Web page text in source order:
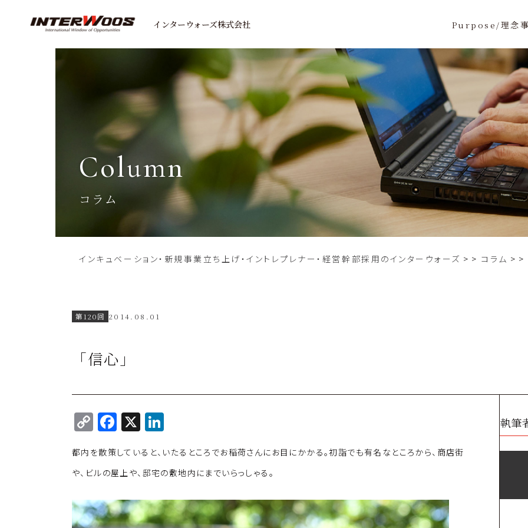
インターウォーズ株式会社 Purpose/理念
column
コラム
インキュベーション・新規事業立ち上げ・イントレプレナー・経営幹部採用のインターウォーズ > コラム >
第120回 2014.08.01
「信心」
C
o
p
y
Li
n
F
c
e
b
o
X
n
k
e
dI
n
都内を散策していると、いたるところでお稲荷さんにお目にかかる。初詣でも有名なところから、商店街
や、ビルの屋上や、邸宅の敷地内にまでいらっしゃる。
執筆